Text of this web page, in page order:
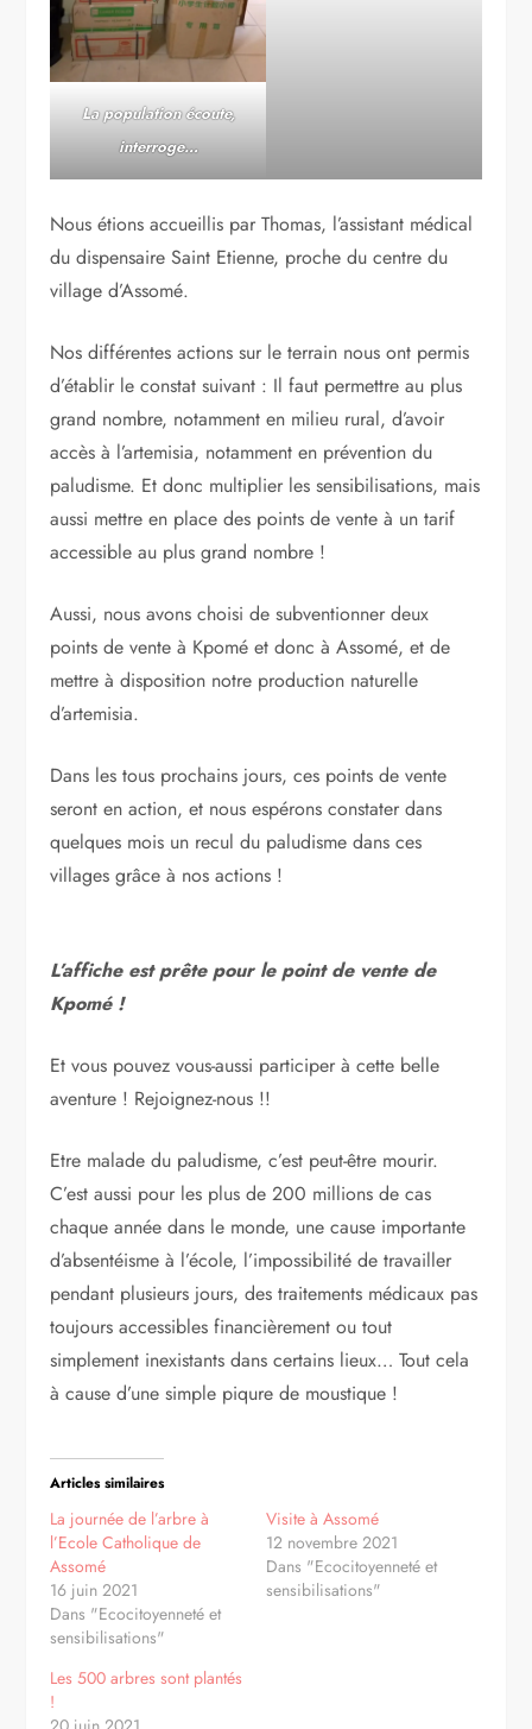
La population écoute,
interroge…
Nous étions accueillis par Thomas, l’assistant médical
du dispensaire Saint Etienne, proche du centre du
village d’Assomé.
Nos différentes actions sur le terrain nous ont permis
d’établir le constat suivant : Il faut permettre au plus
grand nombre, notamment en milieu rural, d’avoir
accès à l’artemisia, notamment en prévention du
paludisme. Et donc multiplier les sensibilisations, mais
aussi mettre en place des points de vente à un tarif
accessible au plus grand nombre !
Aussi, nous avons choisi de subventionner deux
points de vente à Kpomé et donc à Assomé, et de
mettre à disposition notre production naturelle
d’artemisia.
Dans les tous prochains jours, ces points de vente
seront en action, et nous espérons constater dans
quelques mois un recul du paludisme dans ces
villages grâce à nos actions !
L’affiche est prête pour le point de vente de
Kpomé !
Et vous pouvez vous-aussi participer à cette belle
aventure ! Rejoignez-nous !!
Etre malade du paludisme, c’est peut-être mourir.
C’est aussi pour les plus de 200 millions de cas
chaque année dans le monde, une cause importante
d’absentéisme à l’école, l’impossibilité de travailler
pendant plusieurs jours, des traitements médicaux pas
toujours accessibles financièrement ou tout
simplement inexistants dans certains lieux… Tout cela
à cause d’une simple piqure de moustique !
Articles similaires
La journée de l’arbre à
l’Ecole Catholique de
Assomé
16 juin 2021
Dans "Ecocitoyenneté et
sensibilisations"
Visite à Assomé
12 novembre 2021
Dans "Ecocitoyenneté et
sensibilisations"
Les 500 arbres sont plantés
!